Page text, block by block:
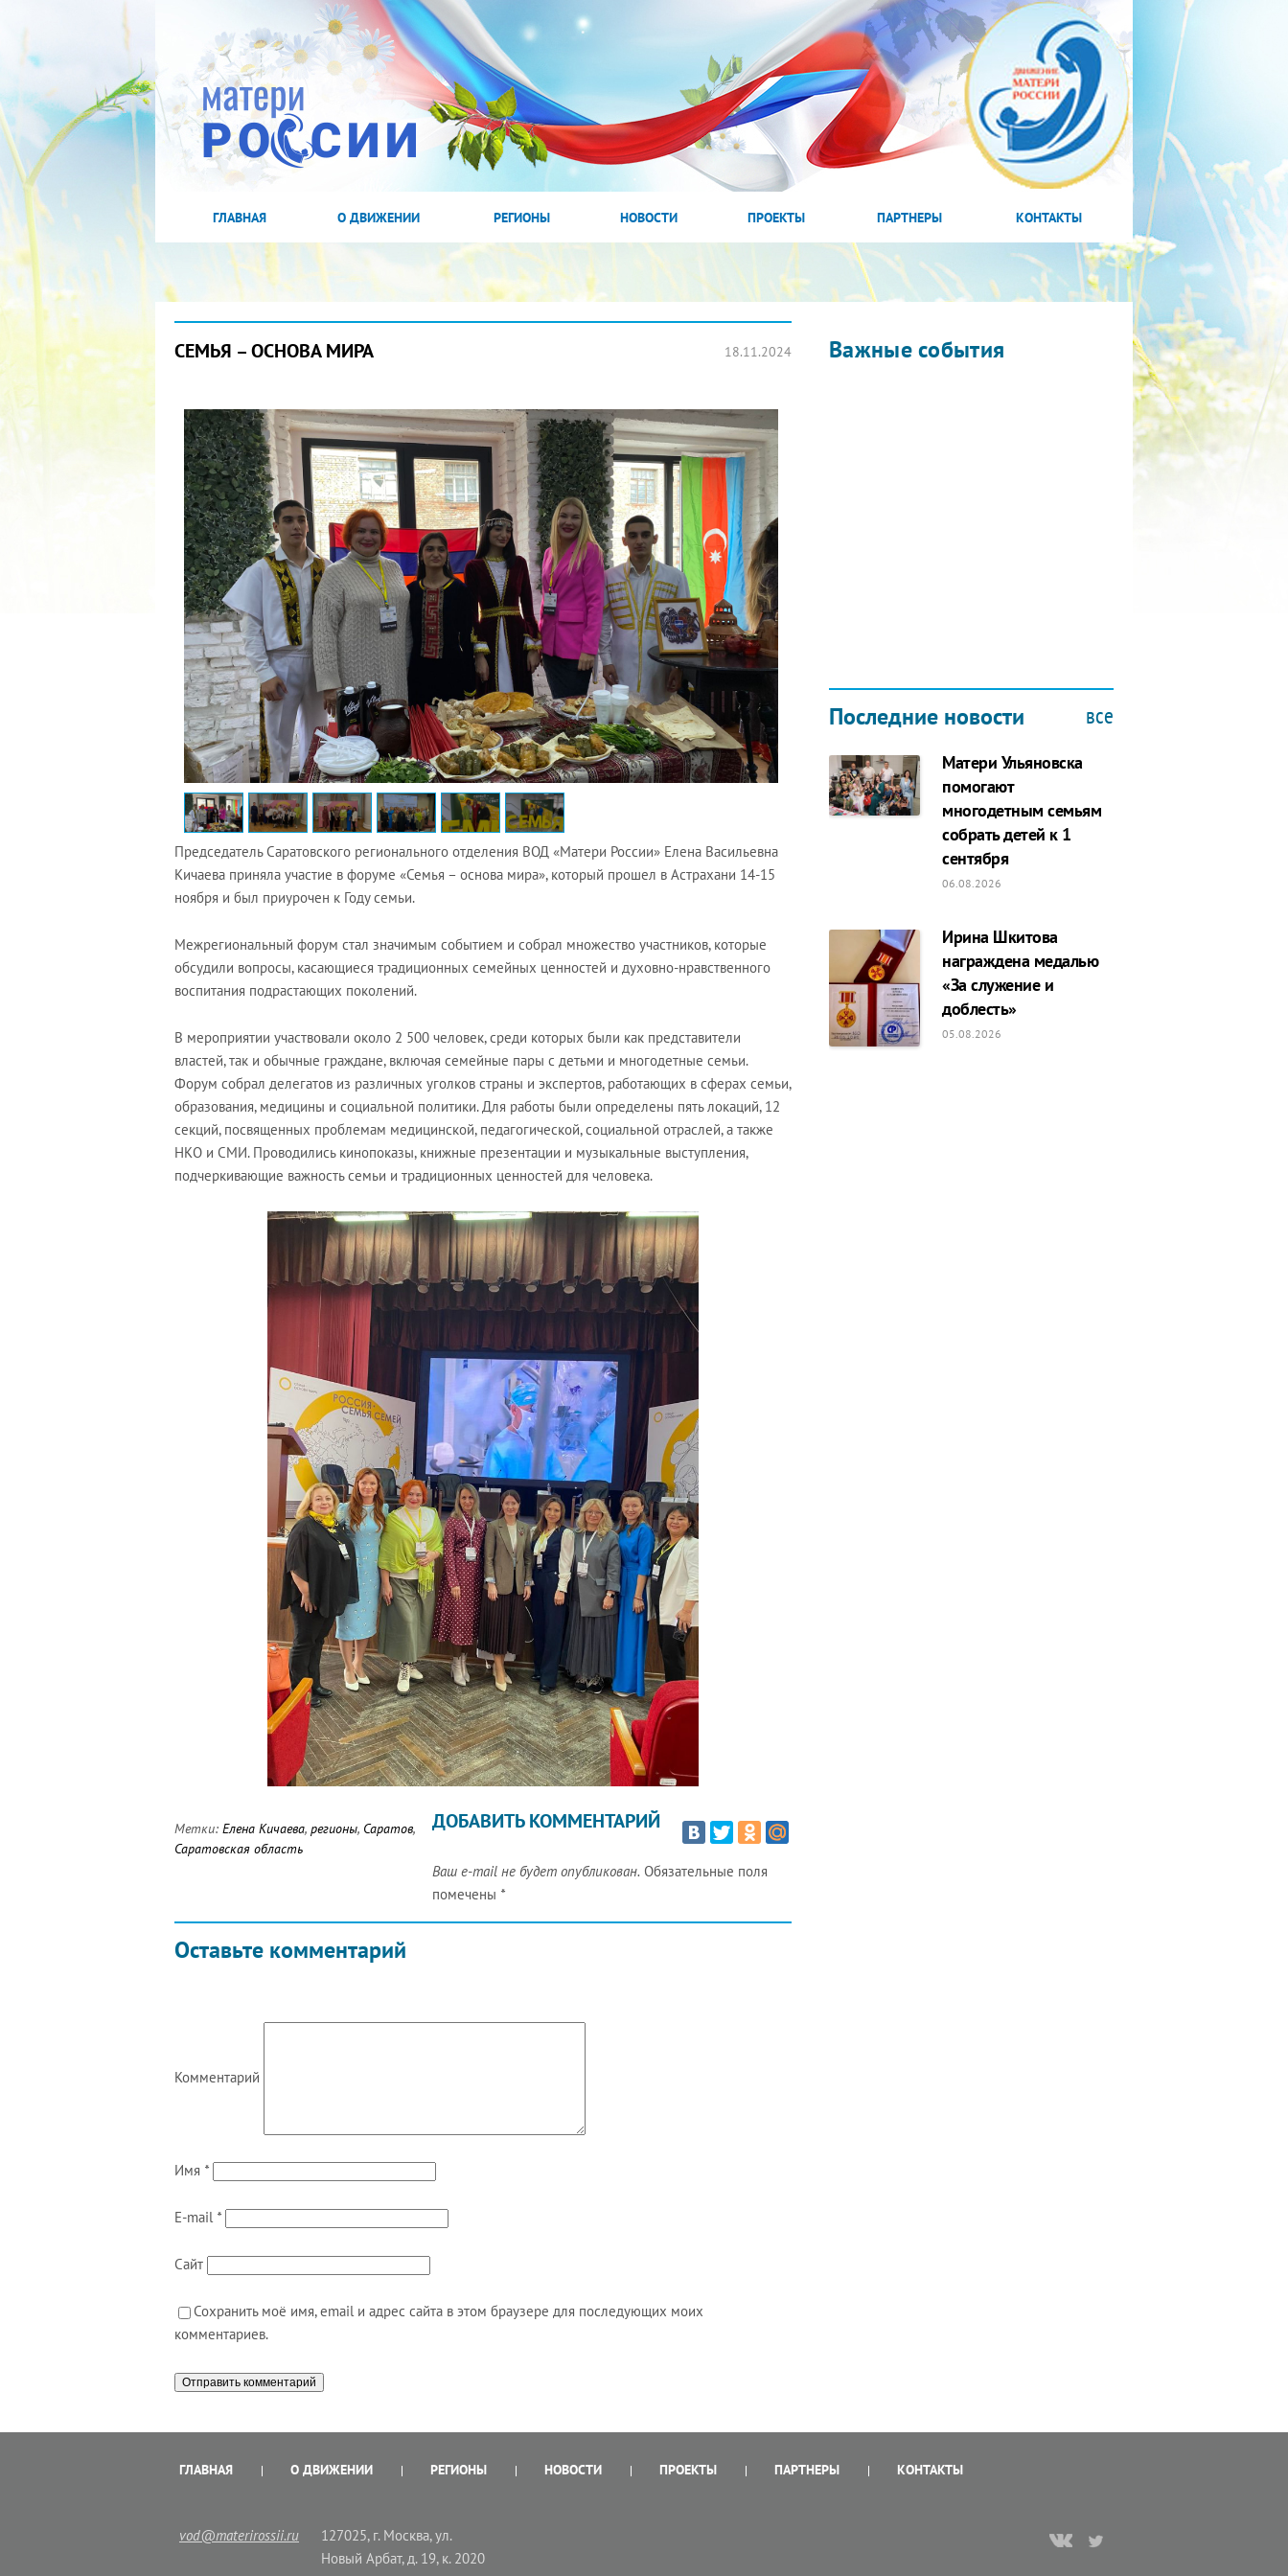
ГЛАВНАЯ О ДВИЖЕНИИ РЕГИОНЫ НОВОСТИ ПРОЕКТЫ ПАРТНЕРЫ КОНТАКТЫ
СЕМЬЯ – ОСНОВА МИРА 18.11.2024
Председатель Саратовского регионального отделения ВОД «Матери России» Елена Васильевна
Кичаева приняла участие в форуме «Семья – основа мира», который прошел в Астрахани 14-15
ноября и был приурочен к Году семьи.
Межрегиональный форум стал значимым событием и собрал множество участников, которые
обсудили вопросы, касающиеся традиционных семейных ценностей и духовно-нравственного
воспитания подрастающих поколений.
В мероприятии участвовали около 2 500 человек, среди которых были как представители
властей, так и обычные граждане, включая семейные пары с детьми и многодетные семьи.
Форум собрал делегатов из различных уголков страны и экспертов, работающих в сферах семьи,
образования, медицины и социальной политики. Для работы были определены пять локаций, 12
секций, посвященных проблемам медицинской, педагогической, социальной отраслей, а также
НКО и СМИ. Проводились кинопоказы, книжные презентации и музыкальные выступления,
подчеркивающие важность семьи и традиционных ценностей для человека.
Метки: Елена Кичаева, регионы, Саратов,
Саратовская область
Оставьте комментарий
ДОБАВИТЬ КОММЕНТАРИЙ
Ваш e-mail не будет опубликован. Обязательные поля
помечены *
Комментарий
Имя *
E-mail *
Сайт
Сохранить моё имя, email и адрес сайта в этом браузере для последующих моих
комментариев.
Важные события
2022 ГОД ПРОВОЗГЛАШЕН ГОДОМ
МАТЕРИ В ЯКУТИИ
19.12.2021
Последние новости все
Матери Ульяновска
помогают
многодетным семьям
собрать детей к 1
сентября
06.08.2026
Ирина Шкитова
награждена медалью
«За служение и
доблесть»
05.08.2026
ГЛАВНАЯ О ДВИЖЕНИИ РЕГИОНЫ НОВОСТИ ПРОЕКТЫ ПАРТНЕРЫ КОНТАКТЫ
vod@materirossii.ru
127025, г. Москва, ул.
Новый Арбат, д. 19, к. 2020